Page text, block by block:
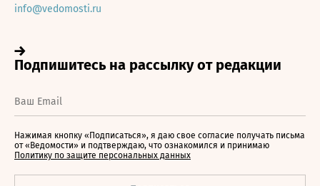
info@vedomosti.ru
Нажимая кнопку «Подписаться», я даю свое согласие получать письма
от «Ведомости» и подтверждаю, что ознакомился и принимаю
Политику по защите персональных данных